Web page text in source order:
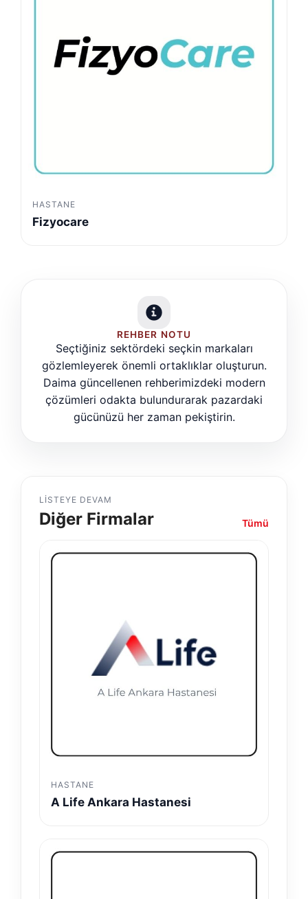
HASTANE
Fizyocare
REHBER NOTU
Seçtiğiniz sektördeki seçkin markaları
gözlemleyerek önemli ortaklıklar oluşturun.
Daima güncellenen rehberimizdeki modern
çözümleri odakta bulundurarak pazardaki
gücünüzü her zaman pekiştirin.
LISTEYE DEVAM
Diğer Firmalar Tümü
HASTANE
A Life Ankara Hastanesi